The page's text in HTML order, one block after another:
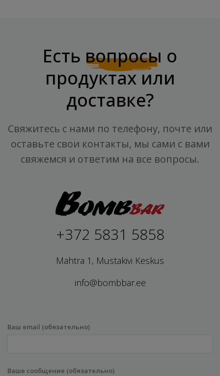
Есть вопросы о
продуктах или
доставке?
Свяжитесь с нами по телефону, почте или
оставьте свои контакты, мы сами с вами
свяжемся и ответим на все вопросы.
+372 5831 5858
Mahtra 1, Mustakivi Keskus
info@bombbar.ee
Ваш email (обязательно)
Ваше сообщение (обязательно)